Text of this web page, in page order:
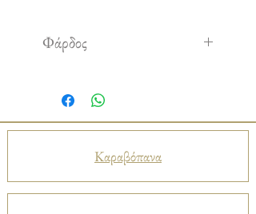
Φάρδος
Καραβόπανα